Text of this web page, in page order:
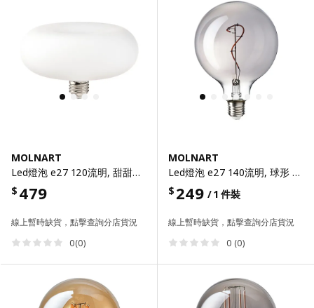
MOLNART
Led燈泡 e27 120流明, 甜甜圈形 乳白色, 2400 絕對溫度 150 公厘
$ 479
線上暫時缺貨，點擊查詢分店貨況
0(0)
MOLNART
Led燈泡 e27 140流明, 球形 灰色/透明玻璃, 125 公厘
$ 249 / 1 件裝
線上暫時缺貨，點擊查詢分店貨況
0 (0)